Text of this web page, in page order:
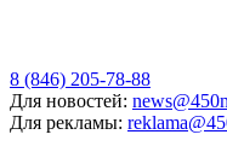
8 (846) 205-78-88
Для новостей:
Для рекламы: